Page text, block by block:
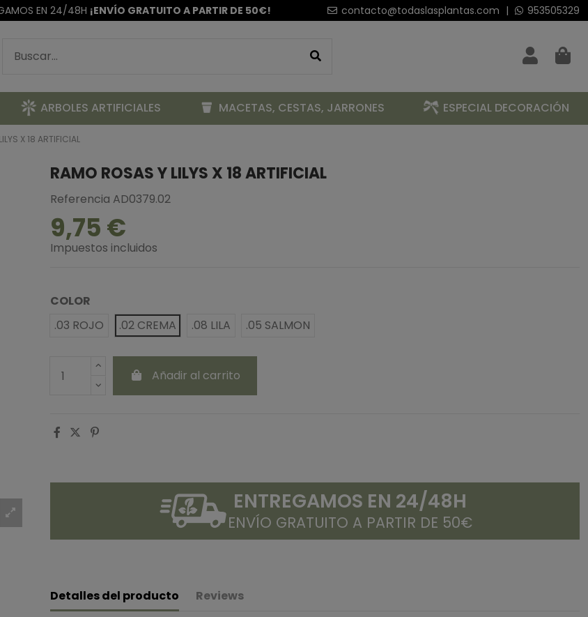
EN 24/48H ¡ENVÍO GRATUITO A PARTIR DE 50€! contacto@todaslasplantas.com | 953505329
ARBOLES ARTIFICIALES MACETAS, CESTAS, JARRONES ESPECIAL DECORACIÓN
X 18 ARTIFICIAL
RAMO ROSAS Y LILYS X 18 ARTIFICIAL
Referencia AD0379.02
9,75 €
Impuestos incluidos
COLOR
.03 ROJO
.02 CREMA .08 LILA .05 SALMON
Añadir al carrito
ENTREGAMOS EN 24/48H
ENVÍO GRATUITO A PARTIR DE 50€
Detalles del producto Reviews